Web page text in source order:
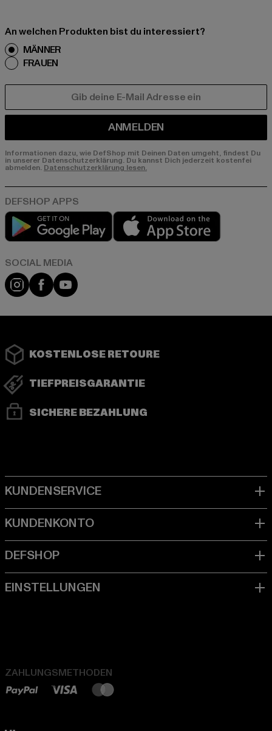
An welchen Produkten bist du interessiert?
MÄNNER
FRAUEN
ANMELDEN
Informationen dazu, wie DefShop mit Deinen Daten umgeht, findest Du
in unserer Datenschutzerklärung. Du kannst Dich jederzeit kostenfei
abmelden. Datenschutzerklärung lesen.
Play market
Instagram
FacebookYouTube
KOSTENLOSE RETOURE
TIEFPREISGARANTIE
SICHERE BEZAHLUNG
ZAHLUNGSMETHODEN